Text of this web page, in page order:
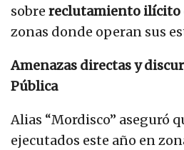
sobre reclutamiento ilícito
zonas donde operan sus
Amenazas directas y
Pública
Alias “Mordisco” aseguró
ejecutados este año en